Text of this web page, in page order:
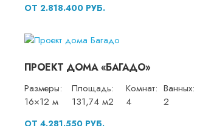
ОТ 2.818.400 РУБ.
ПРОЕКТ ДОМА «БАГАДО»
Размеры:
16×12 м
Площадь:
131,74 м2
Комнат:
4
Ванных:
2